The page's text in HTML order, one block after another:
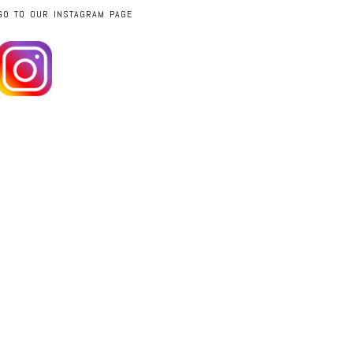
TO OUR INSTAGRAM PAGE